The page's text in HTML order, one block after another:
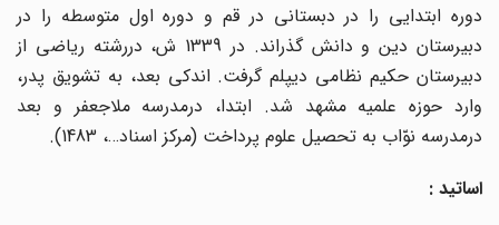
دوره ابتدایی را در دبستانی در قم و دوره اول متوسطه را در
دبیرستان دین و دانش گذراند. در 1339 ش، دررشته ریاضی از
دبیرستان حکیم نظامی دیپلم گرفت. اندکی بعد، به تشویق پدر،
وارد حوزه علمیه مشهد شد. ابتدا، درمدرسه ملاجعفر و بعد
درمدرسه نوّاب به تحصیل علوم پرداخت (مرکز اسناد…، 1483).
اساتید :